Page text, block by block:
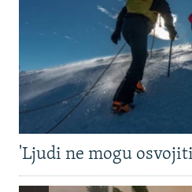
'Ljudi ne mogu